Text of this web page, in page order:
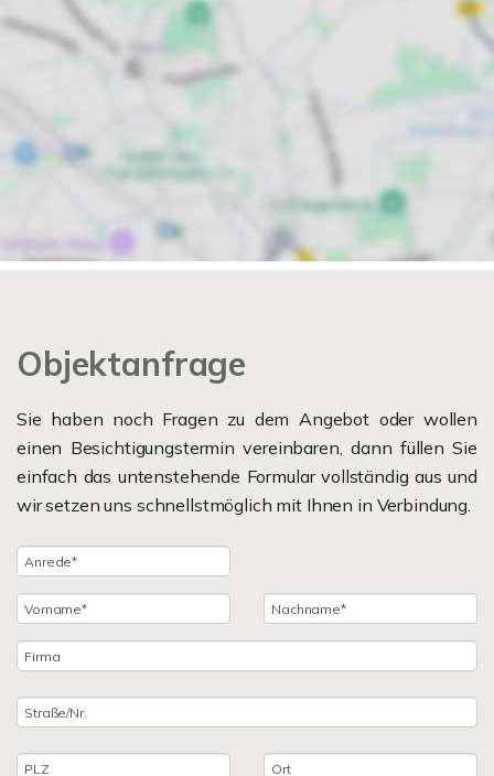
Objektanfrage
Sie haben noch Fragen zu dem Angebot oder wollen
einen Besichtigungstermin vereinbaren, dann füllen Sie
einfach das untenstehende Formular vollständig aus und
wir setzen uns schnellstmöglich mit Ihnen in Verbindung.